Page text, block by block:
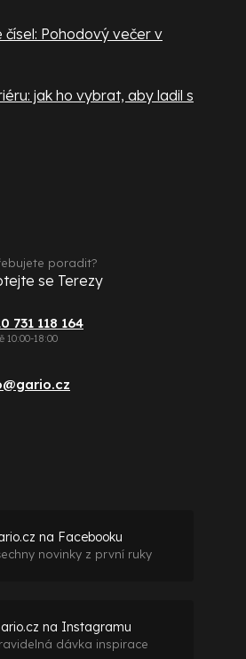
čísel: Pohodový večer v
jak ho vybrat, aby ladil s
@gario.cz
731 118 164
poradit?
se Terezy
na Facebooku
novinky z první ruky
na Instagramu
dávka inspirace